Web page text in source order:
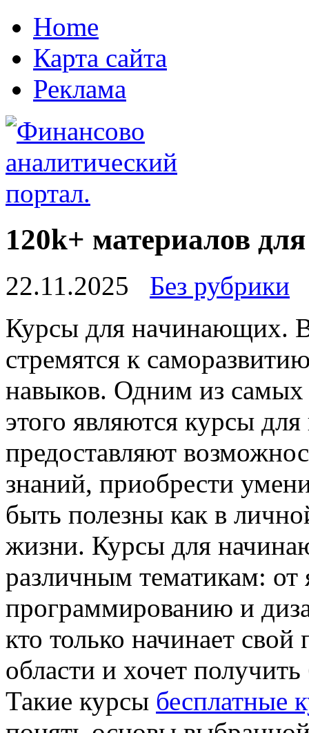
Home
Карта сайта
Реклама
120k+ материалов
22.11.2025
Без рубрики
Курсы для нaчинaющиx.
стремятся к
навыков. Одним из
этого являются курсы
предоставляют
знаний, приобрести
быть полезны как в
жизни. Курсы для
различным тематикам: от
программированию и
кто только начинает
области и хочет
Такие курсы бесплатные